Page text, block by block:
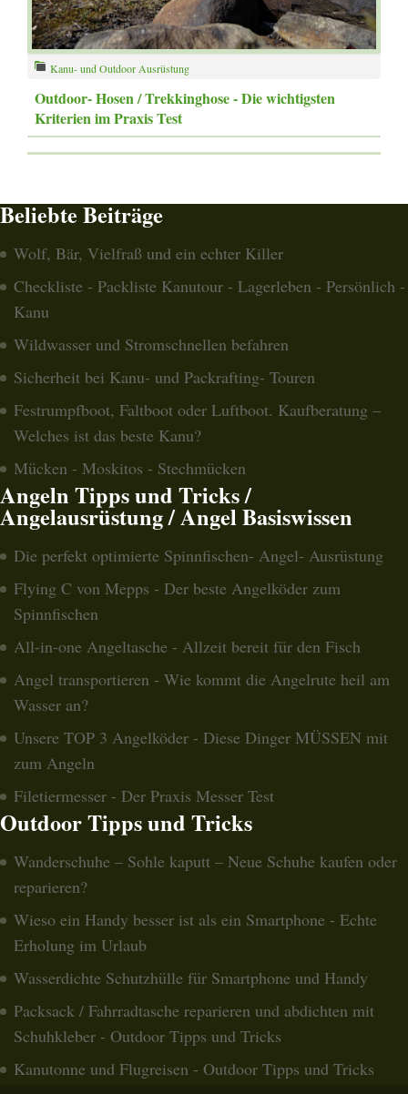
Kanu- und Outdoor Ausrüstung
Outdoor- Hosen / Trekkinghose - Die wichtigsten
Kriterien im Praxis Test
Beliebte Beiträge
Wolf, Bär, Vielfraß und ein echter Killer
Checkliste - Packliste Kanutour - Lagerleben - Persönlich -
Kanu
Wildwasser und Stromschnellen befahren
Sicherheit bei Kanu- und Packrafting- Touren
Festrumpfboot, Faltboot oder Luftboot. Kaufberatung –
Welches ist das beste Kanu?
Mücken - Moskitos - Stechmücken
Angeln Tipps und Tricks /
Angelausrüstung / Angel Basiswissen
Die perfekt optimierte Spinnfischen- Angel- Ausrüstung
Flying C von Mepps - Der beste Angelköder zum
Spinnfischen
All-in-one Angeltasche - Allzeit bereit für den Fisch
Angel transportieren - Wie kommt die Angelrute heil am
Wasser an?
Unsere TOP 3 Angelköder - Diese Dinger MÜSSEN mit
zum Angeln
Filetiermesser - Der Praxis Messer Test
Outdoor Tipps und Tricks
Wanderschuhe – Sohle kaputt – Neue Schuhe kaufen oder
reparieren?
Wieso ein Handy besser ist als ein Smartphone - Echte
Erholung im Urlaub
Wasserdichte Schutzhülle für Smartphone und Handy
Packsack / Fahrradtasche reparieren und abdichten mit
Schuhkleber - Outdoor Tipps und Tricks
Kanutonne und Flugreisen - Outdoor Tipps und Tricks